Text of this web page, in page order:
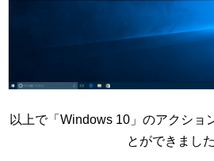
以上で「Windows 10」のアクショ
とができました